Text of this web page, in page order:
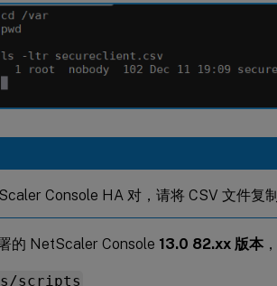
Console HA 对，请将 CSV 文件复制
的 NetScaler Console 13.0 82.xx 版本
scripts